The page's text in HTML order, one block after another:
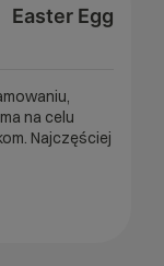
Easter Egg
na celu
Najczęściej